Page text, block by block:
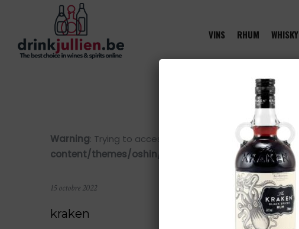
VINS RHUM
Warning: Trying to access array offset on value of type
content/themes/oshin/content.php
on line28
15 octobre 2022
kraken